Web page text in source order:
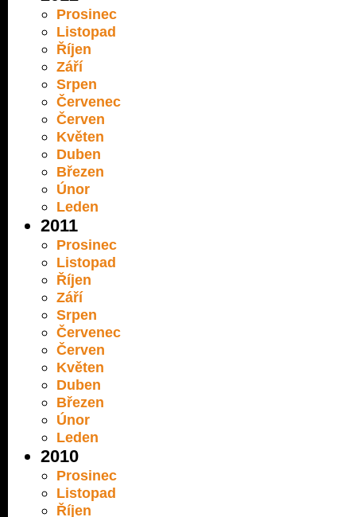
Prosinec
Listopad
Říjen
Září
Srpen
Červenec
Červen
Květen
Duben
Březen
Únor
Leden
2011
Prosinec
Listopad
Říjen
Září
Srpen
Červenec
Červen
Květen
Duben
Březen
Únor
Leden
2010
Prosinec
Listopad
Říjen